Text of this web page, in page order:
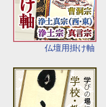
仏壇用掛け軸